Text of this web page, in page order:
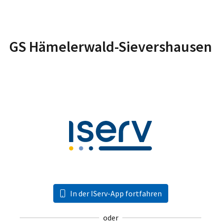
GS Hämelerwald-Sievershausen
In der IServ-App fortfahren
oder